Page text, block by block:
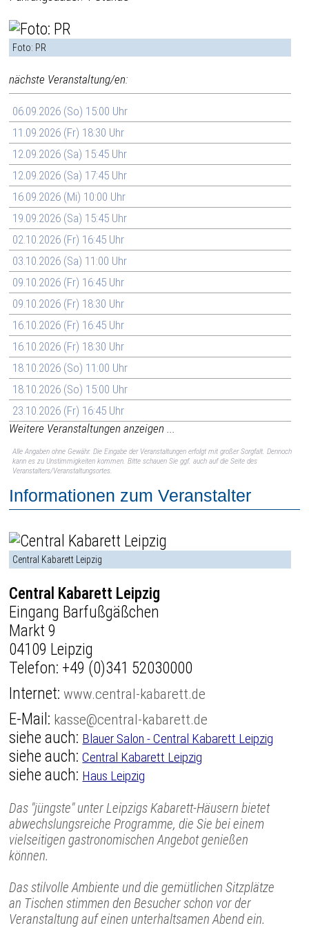
Foto: PR
nächste Veranstaltung/en:
06.09.2026 (So) 15:00 Uhr
11.09.2026 (Fr) 18:30 Uhr
12.09.2026 (Sa) 15:45 Uhr
12.09.2026 (Sa) 17:45 Uhr
16.09.2026 (Mi) 10:00 Uhr
19.09.2026 (Sa) 15:45 Uhr
02.10.2026 (Fr) 16:45 Uhr
03.10.2026 (Sa) 11:00 Uhr
09.10.2026 (Fr) 16:45 Uhr
09.10.2026 (Fr) 18:30 Uhr
16.10.2026 (Fr) 16:45 Uhr
16.10.2026 (Fr) 18:30 Uhr
18.10.2026 (So) 11:00 Uhr
18.10.2026 (So) 15:00 Uhr
23.10.2026 (Fr) 16:45 Uhr
Weitere Veranstaltungen anzeigen ...
Alle Angaben ohne Gewähr. Die Eingabe der Veranstaltungen erfolgt mit großer Sorgfalt. Dennoch
kann es zu Unstimmigkeiten kommen. Bitte schauen Sie ggf. auch auf die Seite des
Veranstalters/Veranstaltungsortes.
Informationen zum Veranstalter
Central Kabarett Leipzig
Central Kabarett Leipzig
Eingang Barfußgäßchen
Markt 9
04109 Leipzig
Telefon: +49 (0)341 52030000
Internet:www.central-kabarett.de
E-Mail: kasse@central-kabarett.de
siehe auch: Blauer Salon - Central Kabarett Leipzig
siehe auch:Central Kabarett Leipzig
siehe auch: Haus Leipzig
Das "jüngste" unter Leipzigs Kabarett-Häusern bietet
abwechslungsreiche Programme, die Sie bei einem
vielseitigen gastronomischen Angebot genießen
können.
Das stilvolle Ambiente und die gemütlichen Sitzplätze
an Tischen stimmen den Besucher schon vor der
Veranstaltung auf einen unterhaltsamen Abend ein.